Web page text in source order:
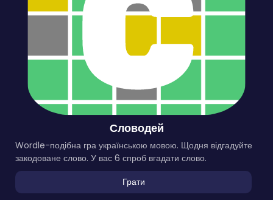
Словодей
Wordle-подібна гра українською мовою. Щодня відгадуйте
закодоване слово. У вас 6 спроб вгадати слово.
Грати